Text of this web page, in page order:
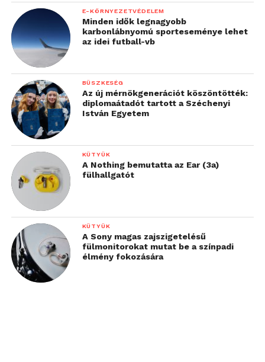
E-KÖRNYEZETVÉDELEM
Minden idők legnagyobb
karbonlábnyomú sporteseménye lehet
az idei futball-vb
BÜSZKESÉG
Az új mérnökgenerációt köszöntötték:
diplomaátadót tartott a Széchenyi
István Egyetem
KÜTYÜK
A Nothing bemutatta az Ear (3a)
fülhallgatót
KÜTYÜK
A Sony magas zajszigetelésű
fülmonitorokat mutat be a színpadi
élmény fokozására